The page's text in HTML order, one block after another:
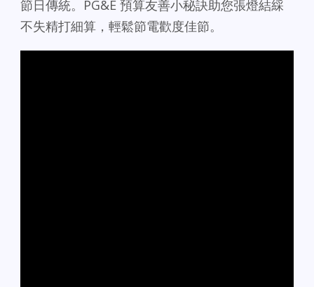
節日傳統。PG&E 預算友善小秘訣助您張燈結綵
不失精打細算，輕鬆節電歡度佳節。